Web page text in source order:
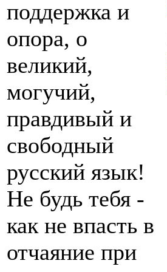
поддержка и
опора, о
великий,
могучий,
правдивый и
свободный
русский язык!
Не будь тебя -
как не впасть в
отчаяние при